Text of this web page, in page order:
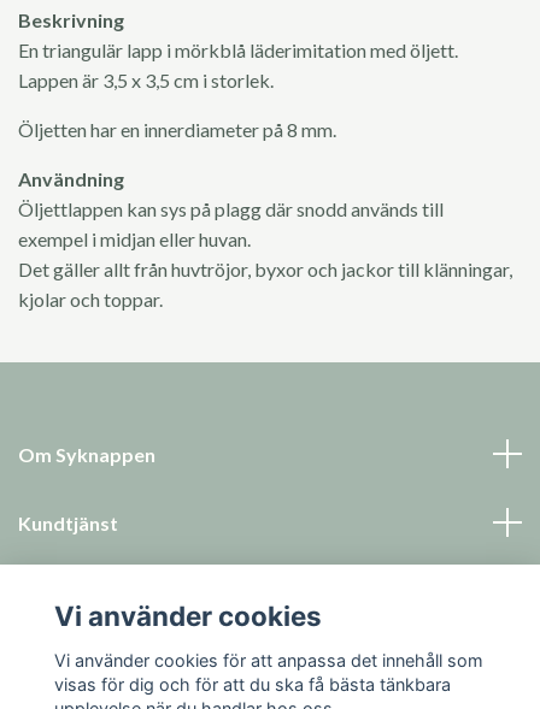
Beskrivning
En triangulär lapp i mörkblå läderimitation med öljett.
Lappen är 3,5 x 3,5 cm i storlek.
Öljetten har en innerdiameter på 8 mm.
Användning
Öljettlappen kan sys på plagg där snodd används till
exempel i midjan eller huvan.
Det gäller allt från huvtröjor, byxor och jackor till klänningar,
kjolar och toppar.
Om Syknappen
Kundtjänst
Sociala medier
Vi använder cookies
Vi använder cookies för att anpassa det innehåll som
visas för dig och för att du ska få bästa tänkbara